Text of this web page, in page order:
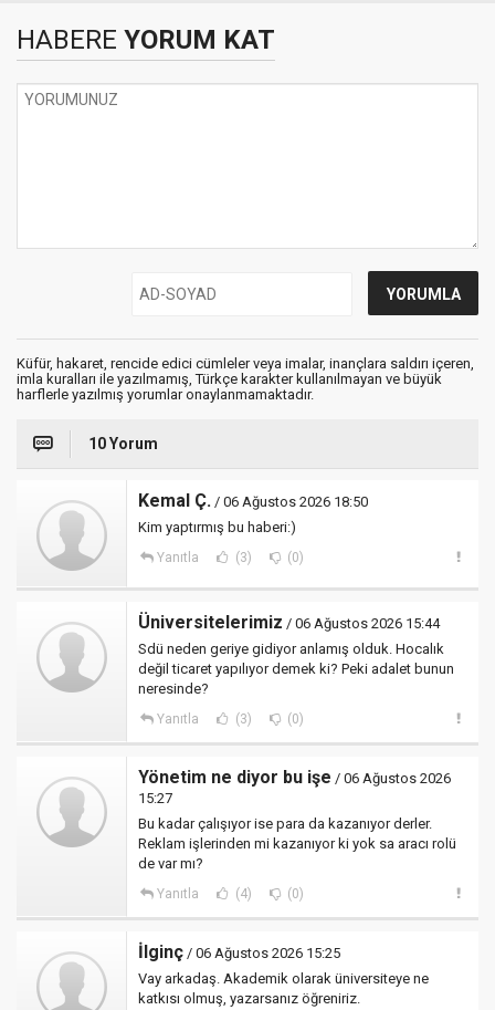
HABERE YORUM KAT
Küfür, hakaret, rencide edici cümleler veya imalar, inançlara saldırı içeren,
imla kuralları ile yazılmamış, Türkçe karakter kullanılmayan ve büyük
harflerle yazılmış yorumlar onaylanmamaktadır.
10 Yorum
Kemal Ç. / 06 Ağustos 2026 18:50
Kim yaptırmış bu haberi:)
Yanıtla (3) (0)
Üniversitelerimiz / 06 Ağustos 2026 15:44
Sdü neden geriye gidiyor anlamış olduk. Hocalık
değil ticaret yapılıyor demek ki? Peki adalet bunun
neresinde?
Yanıtla (3) (0)
Yönetim ne diyor bu işe / 06 Ağustos 2026
15:27
Bu kadar çalışıyor ise para da kazanıyor derler.
Reklam işlerinden mi kazanıyor ki yok sa aracı rolü
de var mı?
Yanıtla (4) (0)
İlginç / 06 Ağustos 2026 15:25
Vay arkadaş. Akademik olarak üniversiteye ne
katkısı olmuş, yazarsanız öğreniriz.